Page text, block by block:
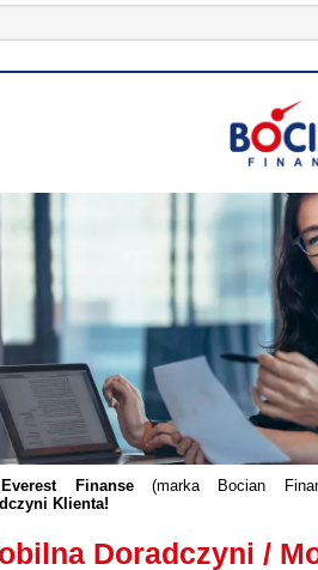
Everest Finanse(marka Bocian
Klienta!
Doradczyni /